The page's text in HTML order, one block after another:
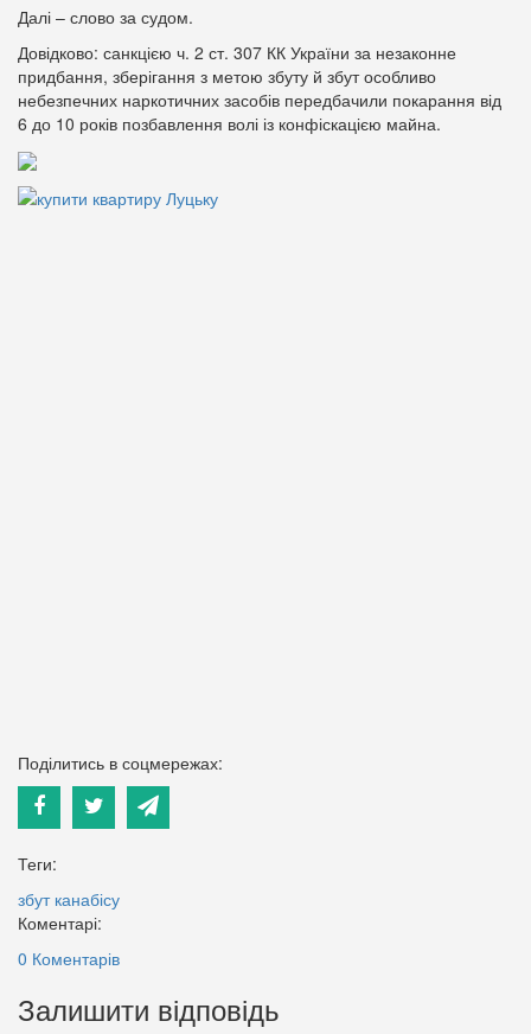
Далі – слово за судом.
Довідково: санкцією ч. 2 ст. 307 КК України за незаконне
придбання, зберігання з метою збуту й збут особливо
небезпечних наркотичних засобів передбачили покарання від
6 до 10 років позбавлення волі із конфіскацією майна.
Поділитись в соцмережах:
Теги:
збут канабісу
Коментарі:
0 Коментарів
Залишити відповідь